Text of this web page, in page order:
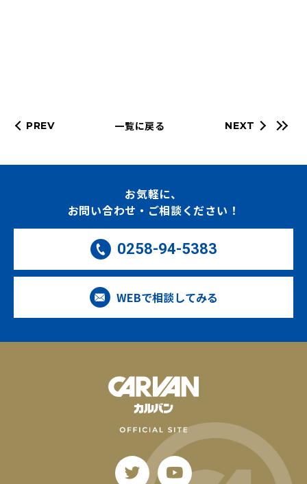
PREV 一覧に戻る NEXT
お気軽に、
お問い合わせ・ご相談ください！
0258-94-5383
WEBで相談してみる